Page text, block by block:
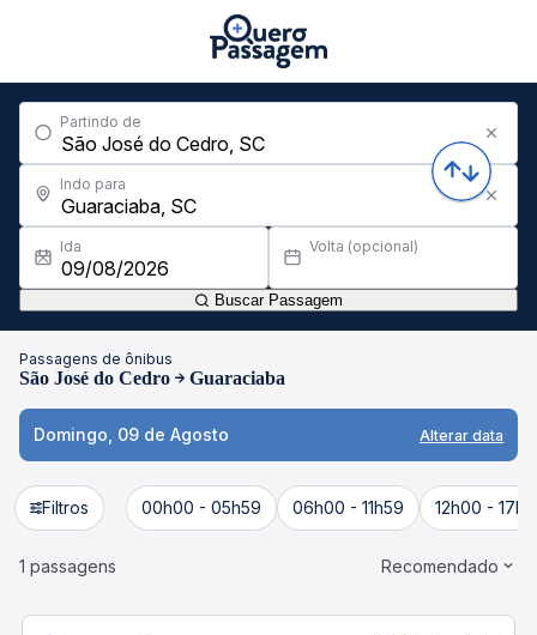
Partindo de
Indo para
Ida Volta (opcional)
Buscar Passagem
Passagens de ônibus
São José do Cedro Guaraciaba
Domingo, 09 de Agosto Alterar data
Filtros 00h00 - 05h59 06h00 - 11h59 12h00 -
1 passagens Recomendado